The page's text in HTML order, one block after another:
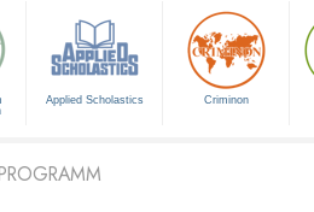
Applied Scholastics Criminon